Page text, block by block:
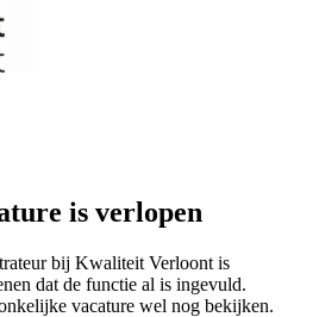
is verlopen
bij Kwaliteit Verloont is
dat de functie al is ingevuld.
vacature wel nog bekijken.